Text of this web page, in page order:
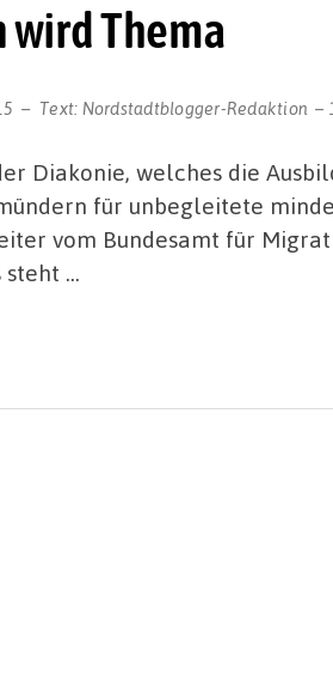
Thema
Text: Nordstadtblogger-Redaktion
Diakonie, welches die
für unbegleitete
vom Bundesamt für
…